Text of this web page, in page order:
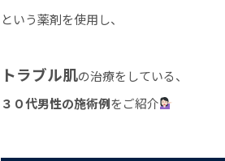
という薬剤を使用し、
トラブル肌の治療をしている、
３０代男性の施術例をご紹介